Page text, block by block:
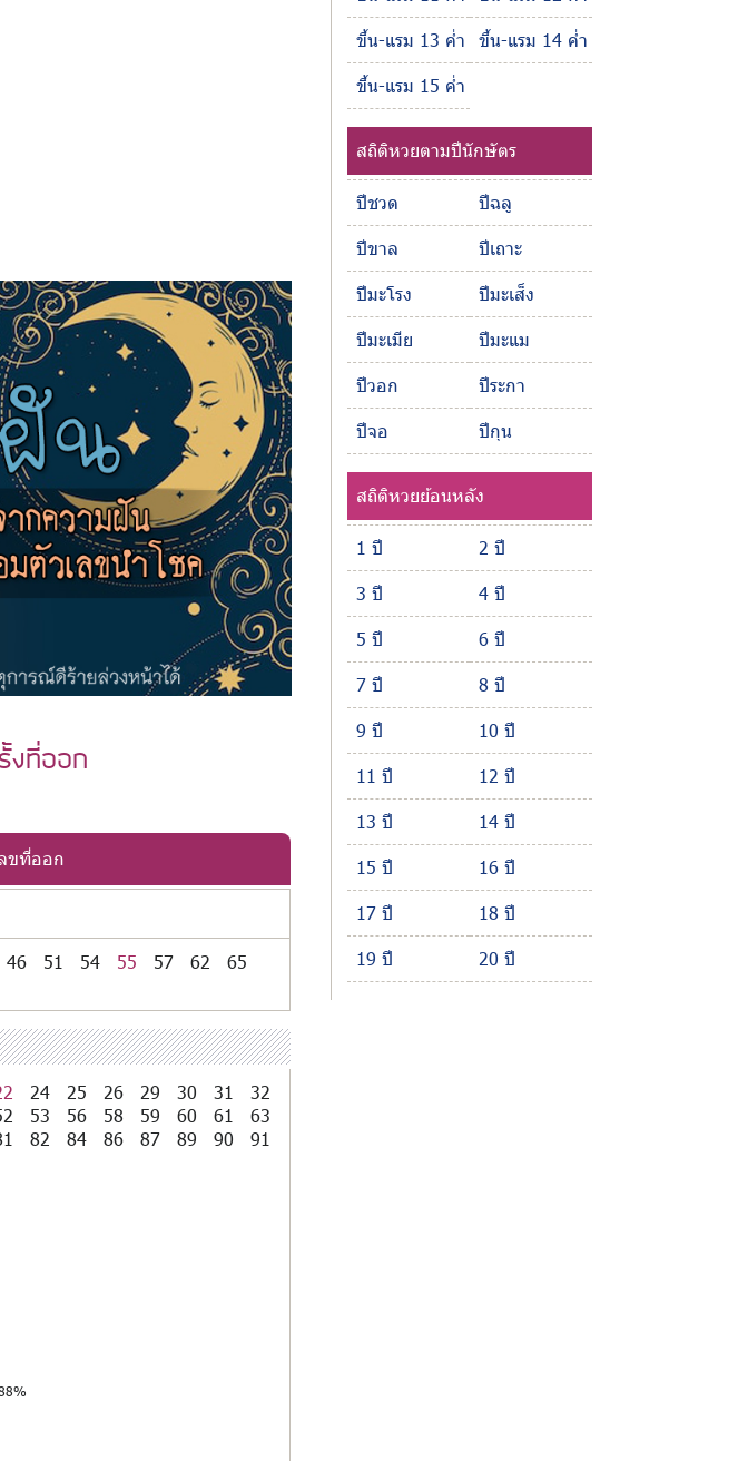
งที่ออก
ขที่ออก
46 51 54 55 57 62
65
24 25 26 29 30 31
32
53 56 58 59 60 61
63
82 84 86 87 89 90
91
ขึ้น-แรม 13 ค่ำ
ขึ้น-แรม 14 ค่ำ
ขึ้น-แรม 15 ค่ำ
สถิติหวยตามปีนักษัตร
ปีชวด
ปีฉลู
ปีขาล
ปีเถาะ
ปีมะโรง
ปีมะเส็ง
ปีมะเมีย
ปีมะแม
ปีวอก
ปีระกา
ปีจอ
ปีกุน
สถิติหวยย้อนหลัง
1 ปี
2 ปี
3 ปี
4 ปี
5 ปี
6 ปี
7 ปี
8 ปี
9 ปี
10 ปี
11 ปี
12 ปี
13 ปี
14 ปี
15 ปี
16 ปี
17 ปี
18 ปี
19 ปี
20 ปี